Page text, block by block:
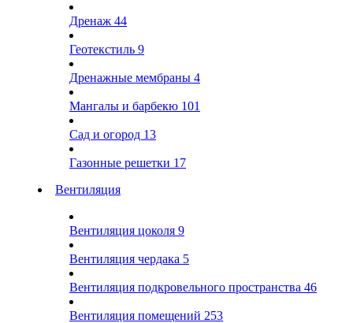
Дренаж 44
Геотекстиль 9
Дренажные мембраны 4
Мангалы и барбекю 101
Сад и огород 13
Газонные решетки 17
Вентиляция
Вентиляция цоколя 9
Вентиляция чердака 5
Вентиляция подкровельного пространства 46
Вентиляция помещений 253